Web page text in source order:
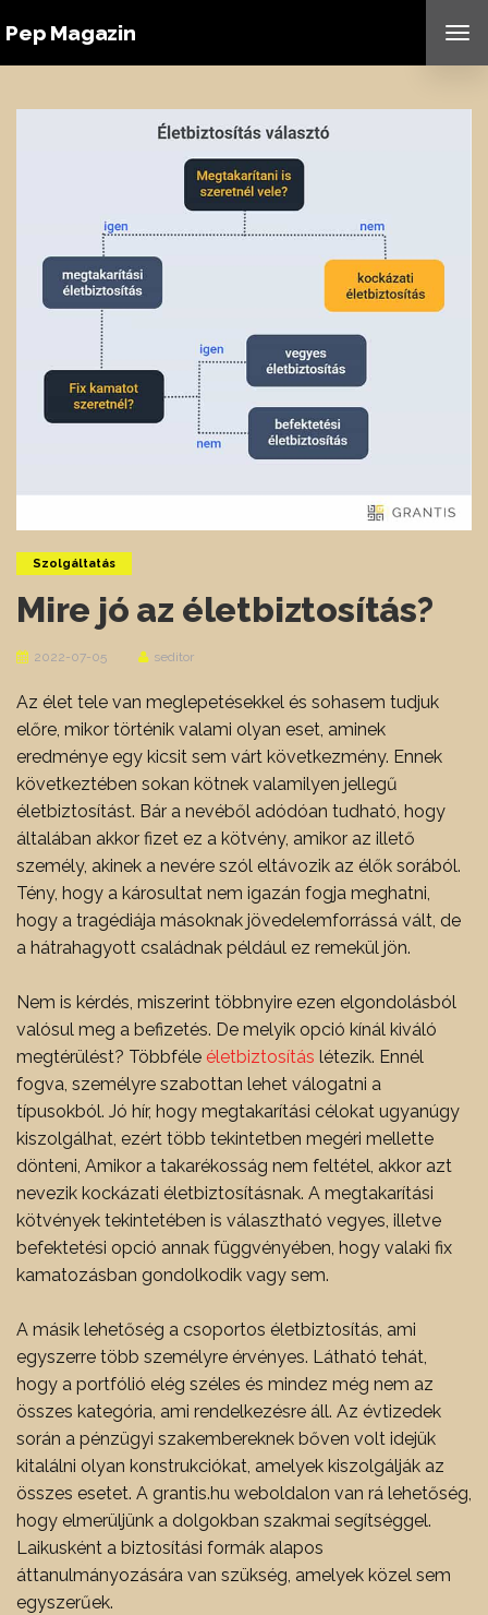
Pep Magazin
Szolgáltatás
Mire jó az életbiztosítás?
2022-07-05 seditor
Az élet tele van meglepetésekkel és sohasem tudjuk
előre, mikor történik valami olyan eset, aminek
eredménye egy kicsit sem várt következmény. Ennek
következtében sokan kötnek valamilyen jellegű
életbiztosítást. Bár a nevéből adódóan tudható, hogy
általában akkor fizet ez a kötvény, amikor az illető
személy, akinek a nevére szól eltávozik az élők sorából.
Tény, hogy a károsultat nem igazán fogja meghatni,
hogy a tragédiája másoknak jövedelemforrássá vált, de
a hátrahagyott családnak például ez remekül jön.
Nem is kérdés, miszerint többnyire ezen elgondolásból
valósul meg a befizetés. De melyik opció kínál kiváló
megtérülést? Többféle életbiztosítás létezik. Ennél
fogva, személyre szabottan lehet válogatni a
típusokból. Jó hír, hogy megtakarítási célokat ugyanúgy
kiszolgálhat, ezért több tekintetben megéri mellette
dönteni, Amikor a takarékosság nem feltétel, akkor azt
nevezik kockázati életbiztosításnak. A megtakarítási
kötvények tekintetében is választható vegyes, illetve
befektetési opció annak függvényében, hogy valaki fix
kamatozásban gondolkodik vagy sem.
A másik lehetőség a csoportos életbiztosítás, ami
egyszerre több személyre érvényes. Látható tehát,
hogy a portfólió elég széles és mindez még nem az
összes kategória, ami rendelkezésre áll. Az évtizedek
során a pénzügyi szakembereknek bőven volt idejük
kitalálni olyan konstrukciókat, amelyek kiszolgálják az
összes esetet. A grantis.hu weboldalon van rá lehetőség,
hogy elmerüljünk a dolgokban szakmai segítséggel.
Laikusként a biztosítási formák alapos
áttanulmányozására van szükség, amelyek közel sem
egyszerűek.